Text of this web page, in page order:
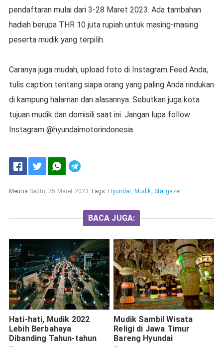
pendaftaran mulai dari 3-28 Maret 2023. Ada tambahan
hadiah berupa THR 10 juta rupiah untuk masing-masing
peserta mudik yang terpilih.
Caranya juga mudah, upload foto di Instagram Feed Anda,
tulis caption tentang siapa orang yang paling Anda rindukan
di kampung halaman dan alasannya. Sebutkan juga kota
tujuan mudik dan domisili saat ini. Jangan lupa follow
Instagram @hyundaimotorindonesia.
Meutia Sabtu, 25 Maret 2023 Tags:Hyundai Mudik Stargazer
BACA JUGA:
Hati-hati, Mudik 2022
Lebih Berbahaya
Dibanding Tahun-tahun
Sebelumnya
Mudik Sambil Wisata
Religi di Jawa Timur
Bareng Hyundai
Stargazer